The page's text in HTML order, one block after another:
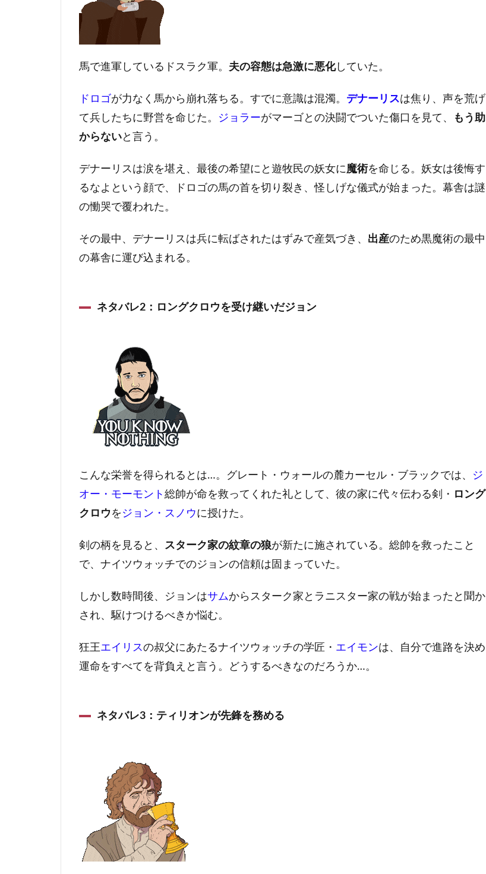
馬で進軍しているドスラク軍。 夫の容態は急激に悪化していた。
ドロゴが力なく馬から崩れ落ちる。すでに意識は混濁。 デナーリスは焦り、声を荒げ
て兵したちに野営を命じた。
ジョラーがマーゴとの決闘でついた傷口を見て、
もう助
からないと言う。
デナーリスは涙を堪え、最後の希望にと遊牧民の妖女に魔術を命じる。妖女は後悔す
るなよという顔で、ドロゴの馬の首を切り裂き、怪しげな儀式が始まった。幕舎は謎
の慟哭で覆われた。
その最中、デナーリスは兵に転ばされたはずみで産気づき、 出産のため黒魔術の最中
の幕舎に運び込まれる。
ネタバレ2：ロングクロウを受け継いだジョン
こんな栄誉を得られるとは…。グレート・ウォールの麓カーセル・ブラックでは、
ジ
オー・モーモント 総帥が命を救ってくれた礼として、彼の家に代々伝わる剣・
ロング
クロウを ジョン・スノウに授けた。
剣の柄を見ると、 スターク家の紋章の狼が新たに施されている。総帥を救ったこと
で、ナイツウォッチでのジョンの信頼は固まっていた。
しかし数時間後、ジョンはサムからスターク家とラニスター家の戦が始まったと聞か
され、駆けつけるべきか悩む。
狂王エイリスの叔父にあたるナイツウォッチの学匠・ エイモンは、自分で進路を決め
運命をすべてを背負えと言う。どうするべきなのだろうか…。
ネタバレ3：ティリオンが先鋒を務める